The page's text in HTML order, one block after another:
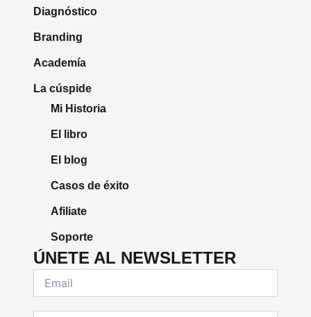
Diagnóstico
Branding
Academía
La cúspide
Mi Historia
El libro
El blog
Casos de éxito
Afiliate
Soporte
ÚNETE AL NEWSLETTER